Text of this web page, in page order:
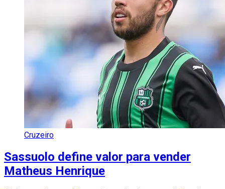
Cruzeiro
Sassuolo define valor para vender
Matheus Henrique